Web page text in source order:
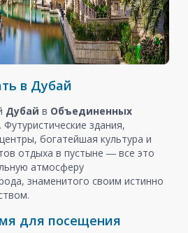
в Дубай
Дубай в Объединенных
Футуристические здания,
богатейшая культура и
отдыха в пустыне ― все это
атмосферу
знаменитого своим истинно
для посещения